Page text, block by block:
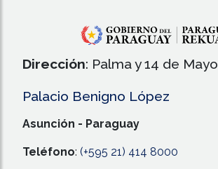
Dirección: Palma y 14 de Mayo
Palacio Benigno López
Asunción - Paraguay
Teléfono: (+595 21) 414 8000